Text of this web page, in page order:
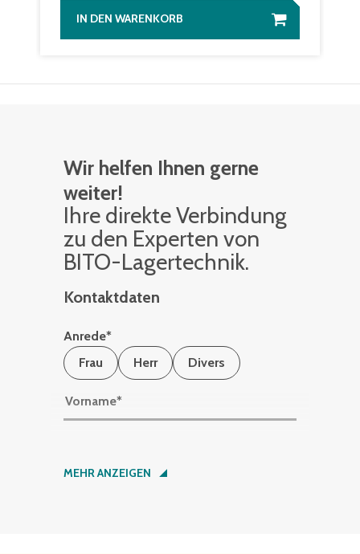
IN DEN WARENKORB
Wir helfen Ihnen gerne
weiter!
Ihre di­rek­te Ver­bin­dung
zu den Ex­per­ten von
BITO-La­ger­tech­nik.
Kontaktdaten
Anrede*
Frau
Herr Divers
Vorname*
Nachname*
MEHR ANZEIGEN